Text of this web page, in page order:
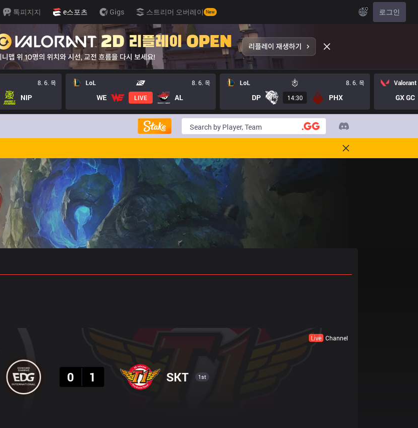
톡피지지 e스포츠 Gigs 스트리머 오버레이 New KO 로그인
8. 6. 목
NIP
LoL 8. 6. 목
WE LIVE AL
LoL 8. 6. 목
DP 14:30 PHX
Valorant
GX GC
Live Channel
0
1 SKT 1st